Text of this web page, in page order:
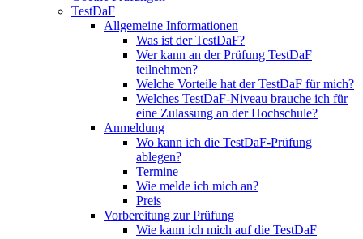
TestDaF
Allgemeine Informationen
Was ist der TestDaF?
Wer kann an der Prüfung TestDaF
teilnehmen?
Welche Vorteile hat der TestDaF für mich?
Welches TestDaF-Niveau brauche ich für
eine Zulassung an der Hochschule?
Anmeldung
Wo kann ich die TestDaF-Prüfung
ablegen?
Termine
Wie melde ich mich an?
Preis
Vorbereitung zur Prüfung
Wie kann ich mich auf die TestDaF